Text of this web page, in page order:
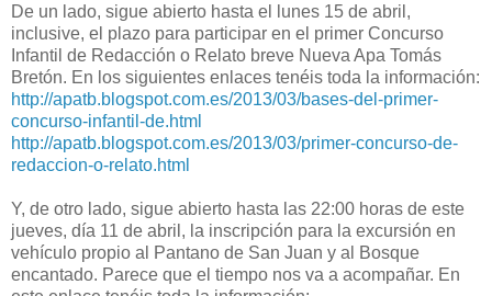
De un lado, sigue abierto hasta el lunes 15 de abril,
inclusive, el plazo para participar en el primer Concurso
Infantil de Redacción o Relato breve Nueva Apa Tomás
Bretón. En los siguientes enlaces tenéis toda la información:
http://apatb.blogspot.com.es/2013/03/bases-del-primer-
concurso-infantil-de.html
http://apatb.blogspot.com.es/2013/03/primer-concurso-de-
redaccion-o-relato.html
Y, de otro lado, sigue abierto hasta las 22:00 horas de este
jueves, día 11 de abril, la inscripción para la excursión en
vehículo propio al Pantano de San Juan y al Bosque
encantado. Parece que el tiempo nos va a acompañar. En